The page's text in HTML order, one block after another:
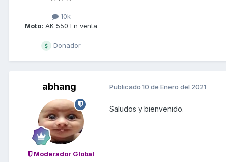
10k
Moto: AK 550 En venta
Donador
abhang
Moderador Global
Publicado 10 de Enero del 2021
Saludos y bienvenido.